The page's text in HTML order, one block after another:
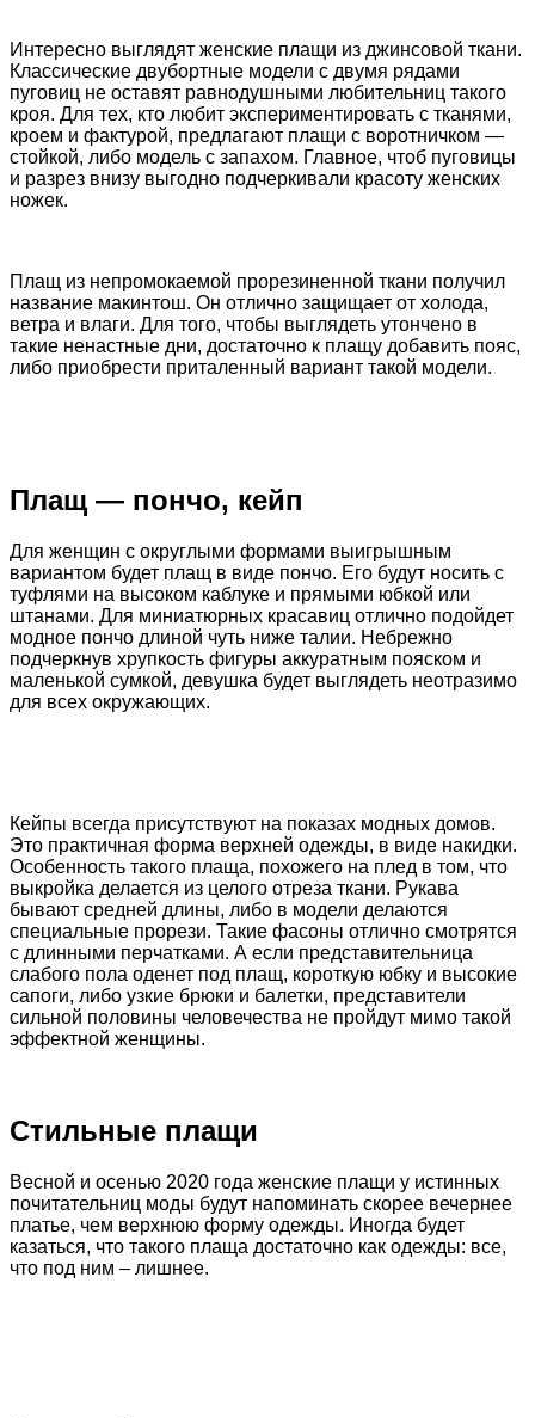
Интересно выглядят женские плащи из джинсовой ткани.
Классические двубортные модели с двумя рядами
пуговиц не оставят равнодушными любительниц такого
кроя. Для тех, кто любит экспериментировать с тканями,
кроем и фактурой, предлагают плащи с воротничком —
стойкой, либо модель с запахом. Главное, чтоб пуговицы
и разрез внизу выгодно подчеркивали красоту женских
ножек.
Плащ из непромокаемой прорезиненной ткани получил
название макинтош. Он отлично защищает от холода,
ветра и влаги. Для того, чтобы выглядеть утончено в
такие ненастные дни, достаточно к плащу добавить пояс,
либо приобрести приталенный вариант такой модели.
Плащ — пончо, кейп
Для женщин с округлыми формами выигрышным
вариантом будет плащ в виде пончо. Его будут носить с
туфлями на высоком каблуке и прямыми юбкой или
штанами. Для миниатюрных красавиц отлично подойдет
модное пончо длиной чуть ниже талии. Небрежно
подчеркнув хрупкость фигуры аккуратным пояском и
маленькой сумкой, девушка будет выглядеть неотразимо
для всех окружающих.
Кейпы всегда присутствуют на показах модных домов.
Это практичная форма верхней одежды, в виде накидки.
Особенность такого плаща, похожего на плед в том, что
выкройка делается из целого отреза ткани. Рукава
бывают средней длины, либо в модели делаются
специальные прорези. Такие фасоны отлично смотрятся
с длинными перчатками. А если представительница
слабого пола оденет под плащ, короткую юбку и высокие
сапоги, либо узкие брюки и балетки, представители
сильной половины человечества не пройдут мимо такой
эффектной женщины.
Стильные плащи
Весной и осенью 2020 года женские плащи у истинных
почитательниц моды будут напоминать скорее вечернее
платье, чем верхнюю форму одежды. Иногда будет
казаться, что такого плаща достаточно как одежды: все,
что под ним – лишнее.